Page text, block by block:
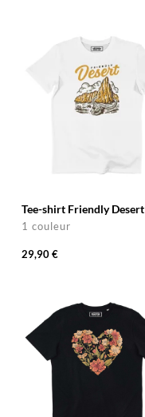
Tee-shirt Friendly Desert
1 couleur
29,90 €